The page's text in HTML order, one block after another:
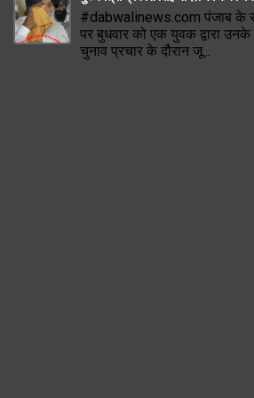
#dabwalinews.com पंजाब के
पर बुधवार को एक युवक द्वारा उनके
चुनाव प्रचार के दौरान जू...